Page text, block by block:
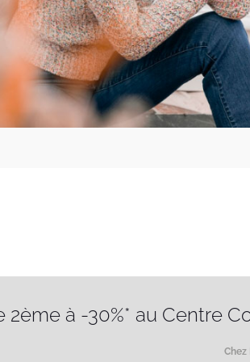
2ème à -30%* au Centre